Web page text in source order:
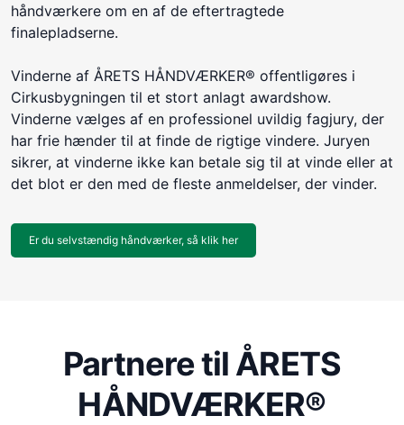
håndværkere om en af de eftertragtede
finalepladserne.
Vinderne af ÅRETS HÅNDVÆRKER® offentligøres i
Cirkusbygningen til et stort anlagt awardshow.
Vinderne vælges af en professionel uvildig fagjury, der
har frie hænder til at finde de rigtige vindere. Juryen
sikrer, at vinderne ikke kan betale sig til at vinde eller at
det blot er den med de fleste anmeldelser, der vinder.
Er du selvstændig håndværker, så klik her
Partnere til ÅRETS
HÅNDVÆRKER®